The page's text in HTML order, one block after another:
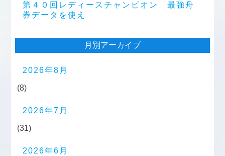
第４０回レディースチャンピオン 最強舟
券データを使え
月別アーカイブ
2026年8月
(8)
2026年7月
(31)
2026年6月